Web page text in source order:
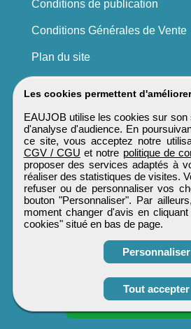
Candidature
Les cookies permettent
EAUJOB utilise les cookies sur son
d'analyse d'audience. En
ce site, vous acceptez notre
CGV / CGU et notre politique de
proposer des services adaptés à
réaliser des statistiques de visites.
refuser ou de personnaliser vos
bouton "Personnaliser". Par
moment changer d'avis en
cookies" situé en bas de page.
Personnaliser
Tout accepter
Conditions de publication
Conditions Générales de Vente
Plan du site
EAUJOB
Tous droits réservés ©